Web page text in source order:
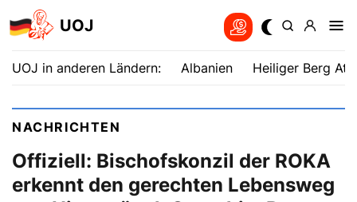
UOJ
UOJ in anderen Ländern: Albanien Heiliger Berg
NACHRICHTEN
Offiziell: Bischofskonzil der ROKA
erkennt den gerechten Lebensweg